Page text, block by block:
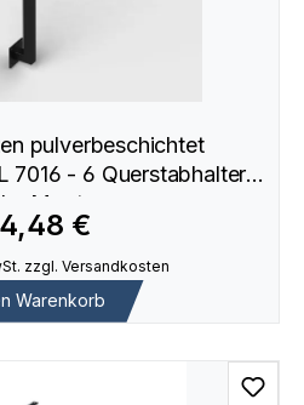
pulverbeschichtet
7016 - 6 Querstabhalter
Montage
€
zzgl. Versandkosten
Warenkorb